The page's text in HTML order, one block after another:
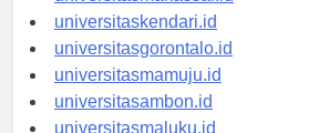
universitasmakassar.id
universitaskendari.id
universitasgorontalo.id
universitasmamuju.id
universitasambon.id